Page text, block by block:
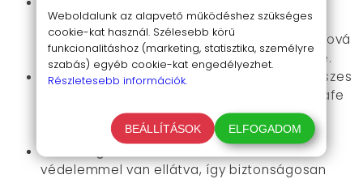
kialakítás, ami mindenhová elkísér. Belefér
bármilyen zsebben vagy táskában, így bárhová
magaddal viheted anélkül, hogy nehezítene.
Univerzális kompatibilitás:
Támogatja az összes
iPhone 12-től 16-ig terjedő modellt. A MagSafe
technológia biztosítja, hogy a csatlakozás
mindig gyors és egyszerű legyen.
Biztonságos használat:
Többszörös
védelemmel van ellátva, így biztonságosan
Weboldalunk az alapvető működéshez szükséges
cookie-kat használ. Szélesebb körű
funkcionalitáshoz (marketing, statisztika, személyre
szabás) egyéb cookie-kat engedélyezhet.
Részletesebb információk.
BEÁLLÍTÁSOK ELFOGADOM